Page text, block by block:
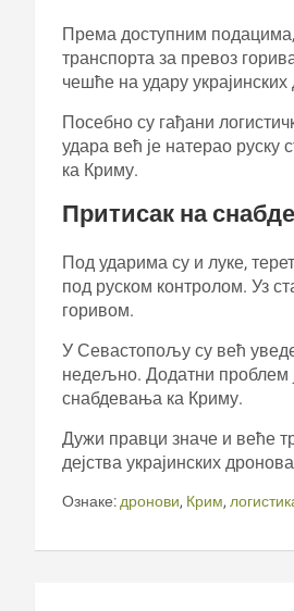
Према доступним
транспорта за превоз
чешће на удару
Посебно су гађани
удара већ је натерао руску
ка Криму.
Притисак на
Под ударима су и луке,
под руском контролом. Уз
горивом.
У Севастопољу су већ
недељно. Додатни проблем
снабдевања ка Криму.
Дужи правци значе и веће
дејства украјинских
Ознаке: дронови, Крим,